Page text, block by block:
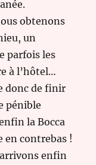
obtenons
un
parfois les
à l’hôtel…
donc de finir
pénible
la Bocca
en contrebas !
enfin